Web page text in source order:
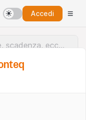
Accedi